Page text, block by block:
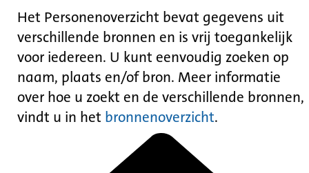
Het Personenoverzicht bevat gegevens uit
verschillende bronnen en is vrij toegankelijk
voor iedereen. U kunt eenvoudig zoeken op
naam, plaats en/of bron. Meer informatie
over hoe u zoekt en de verschillende bronnen,
vindt u in het bronnenoverzicht.